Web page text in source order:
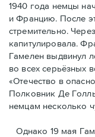
1940 года немцы
и Францию. После
стремительно.
капитулировала.
Гамелен выдвинул
во всех серьёзных
«Отечество в
Полковник Дe
немцам несколько
Однако 19 мая